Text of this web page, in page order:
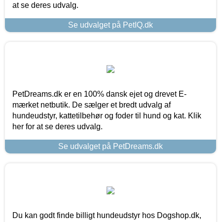
at se deres udvalg.
Se udvalget på PetIQ.dk
PetDreams.dk er en 100% dansk ejet og drevet E-
mærket netbutik. De sælger et bredt udvalg af
hundeudstyr, kattetilbehør og foder til hund og kat. Klik
her for at se deres udvalg.
Se udvalget på PetDreams.dk
Du kan godt finde billigt hundeudstyr hos Dogshop.dk,